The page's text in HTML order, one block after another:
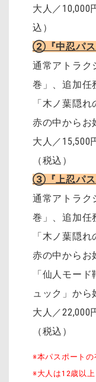
大人／10,000
込）
②『中忍パス
通常アトラク
巻」、追加任
「木ノ葉隠
赤の中からお
大人／15,500
（税込）
③『上忍パス
通常アトラク
巻」、追加任
「木ノ葉隠
赤の中からお
「仙人モー
ュック」から
大人／22,000
（税込）
※本パスポート
※大人は12歳以